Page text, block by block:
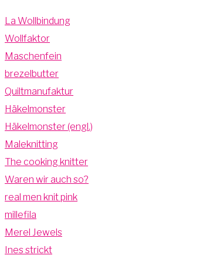
La Wollbindung
Wollfaktor
Maschenfein
brezelbutter
Quiltmanufaktur
Häkelmonster
Häkelmonster (engl.)
Maleknitting
The cooking knitter
Waren wir auch so?
real men knit pink
millefila
Merel Jewels
Ines strickt